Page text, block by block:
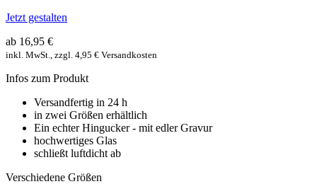
Jetzt gestalten
ab 16,95 €
inkl. MwSt., zzgl. 4,95 € Versandkosten
Infos zum Produkt
Versandfertig in 24 h
in zwei Größen erhältlich
Ein echter Hingucker - mit edler Gravur
hochwertiges Glas
schließt luftdicht ab
Verschiedene Größen